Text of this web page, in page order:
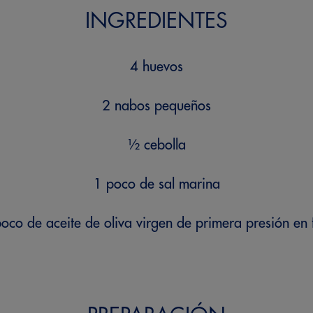
INGREDIENTES
4 huevos
2 nabos pequeños
½ cebolla
1 poco de sal marina
de aceite de oliva virgen de primera presión en